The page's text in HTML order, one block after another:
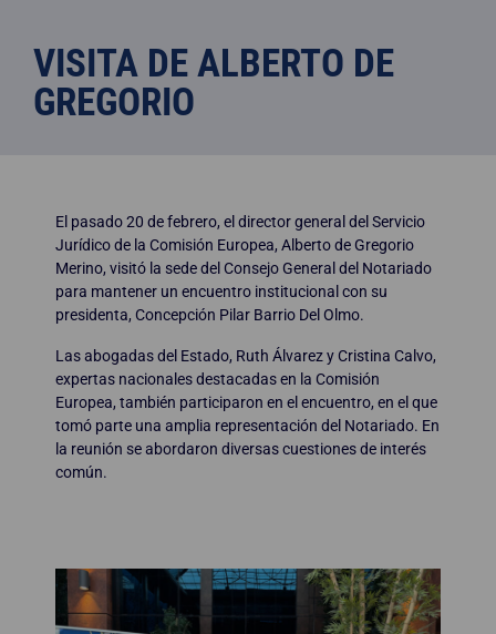
VISITA DE ALBERTO DE
GREGORIO
El pasado 20 de febrero, el director general del Servicio
Jurídico de la Comisión Europea, Alberto de Gregorio
Merino, visitó la sede del Consejo General del Notariado
para mantener un encuentro institucional con su
presidenta, Concepción Pilar Barrio Del Olmo.
Las abogadas del Estado, Ruth Álvarez y Cristina Calvo,
expertas nacionales destacadas en la Comisión
Europea, también participaron en el encuentro, en el que
tomó parte una amplia representación del Notariado. En
la reunión se abordaron diversas cuestiones de interés
común.